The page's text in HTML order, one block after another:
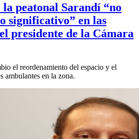
peatonal Sarandí “no
significativo” en las
presidente de la Cámara
el reordenamiento del espacio y el
ambulantes en la zona.